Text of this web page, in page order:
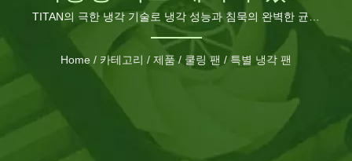
초조용 120MM 냉각 팬
TITAN의 극한 냉각 기술로 냉각 성능과 침묵의 완벽한 균형
을 경험하세요.
Home / 카테고리 / 제품 / 쿨링 팬 / 특별 냉각 팬